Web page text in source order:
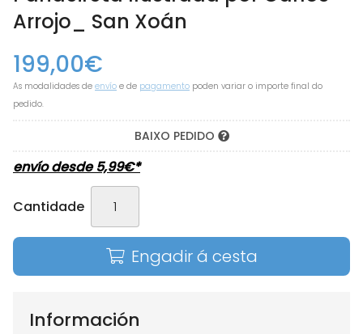
Arrojo_ San Xoán
199,00€
As modalidades de envío e de pagamento poden variar o importe final do
pedido.
BAIXO PEDIDO
envío desde5,99€*
Cantidade
Engadir á cesta
Información